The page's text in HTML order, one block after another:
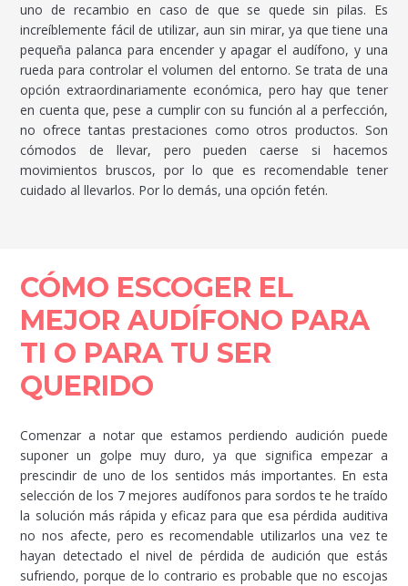
uno de recambio en caso de que se quede sin pilas. Es
increíblemente fácil de utilizar, aun sin mirar, ya que tiene una
pequeña palanca para encender y apagar el audífono, y una
rueda para controlar el volumen del entorno. Se trata de una
opción extraordinariamente económica, pero hay que tener
en cuenta que, pese a cumplir con su función al a perfección,
no ofrece tantas prestaciones como otros productos. Son
cómodos de llevar, pero pueden caerse si hacemos
movimientos bruscos, por lo que es recomendable tener
cuidado al llevarlos. Por lo demás, una opción fetén.
CÓMO ESCOGER EL
MEJOR AUDÍFONO PARA
TI O PARA TU SER
QUERIDO
Comenzar a notar que estamos perdiendo audición puede
suponer un golpe muy duro, ya que significa empezar a
prescindir de uno de los sentidos más importantes. En esta
selección de los 7 mejores audífonos para sordos te he traído
la solución más rápida y eficaz para que esa pérdida auditiva
no nos afecte, pero es recomendable utilizarlos una vez te
hayan detectado el nivel de pérdida de audición que estás
sufriendo, porque de lo contrario es probable que no escojas